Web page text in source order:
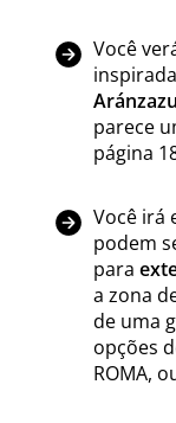
Você
Aránzazu
parece
página
Você irá
podem
para
a zona
de uma
opções
ROMA,